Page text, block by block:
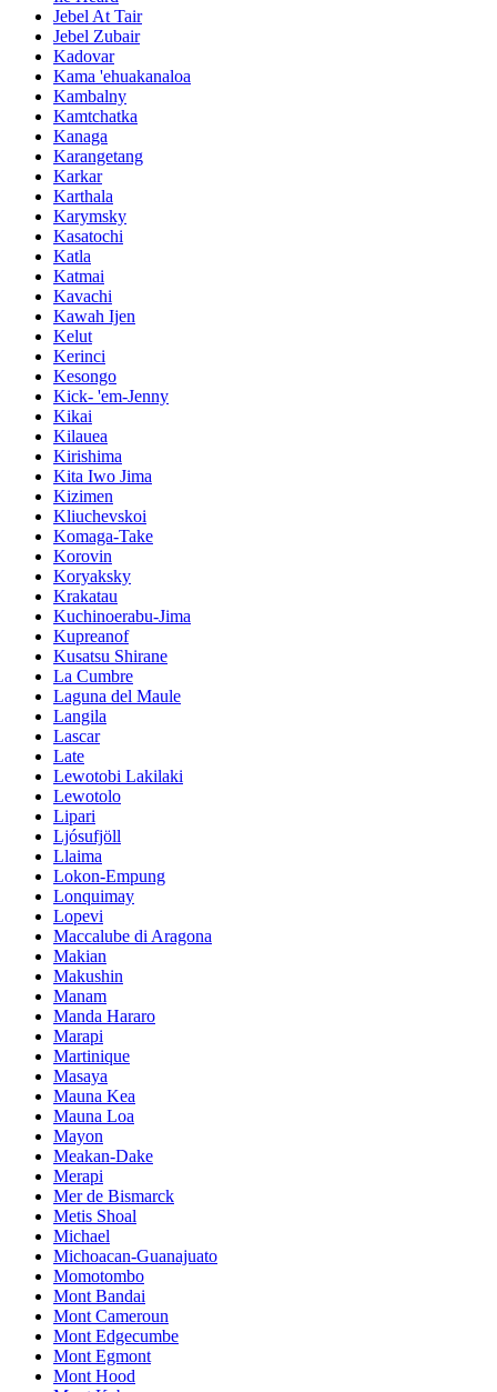
Jebel At Tair
Jebel Zubair
Kadovar
Kama 'ehuakanaloa
Kambalny
Kamtchatka
Kanaga
Karangetang
Karkar
Karthala
Karymsky
Kasatochi
Katla
Katmai
Kavachi
Kawah Ijen
Kelut
Kerinci
Kesongo
Kick- 'em-Jenny
Kikai
Kilauea
Kirishima
Kita Iwo Jima
Kizimen
Kliuchevskoi
Komaga-Take
Korovin
Koryaksky
Krakatau
Kuchinoerabu-Jima
Kupreanof
Kusatsu Shirane
La Cumbre
Laguna del Maule
Langila
Lascar
Late
Lewotobi Lakilaki
Lewotolo
Lipari
Ljósufjöll
Llaima
Lokon-Empung
Lonquimay
Lopevi
Maccalube di Aragona
Makian
Makushin
Manam
Manda Hararo
Marapi
Martinique
Masaya
Mauna Kea
Mauna Loa
Mayon
Meakan-Dake
Merapi
Mer de Bismarck
Metis Shoal
Michael
Michoacan-Guanajuato
Momotombo
Mont Bandai
Mont Cameroun
Mont Edgecumbe
Mont Egmont
Mont Hood